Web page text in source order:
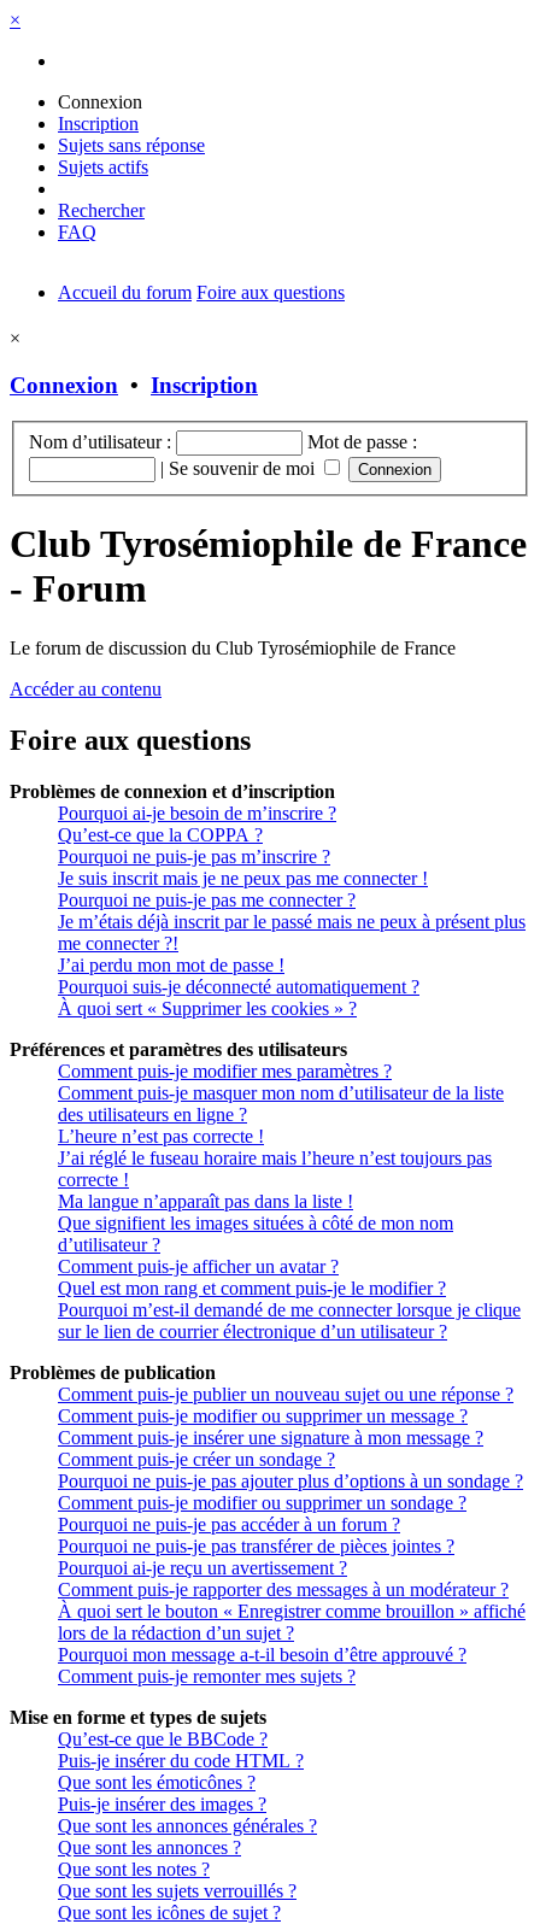
×
Connexion
Inscription
Sujets sans réponse
Sujets actifs
Rechercher
FAQ
Accueil du forum Foire aux questions
×
Connexion • Inscription
Nom d’utilisateur :
Mot de passe :
| Se souvenir de moi
Club Tyrosémiophile de France
- Forum
Le forum de discussion du Club Tyrosémiophile de France
Accéder au contenu
Foire aux questions
Problèmes de connexion et d’inscription
Pourquoi ai-je besoin de m’inscrire ?
Qu’est-ce que la COPPA ?
Pourquoi ne puis-je pas m’inscrire ?
Je suis inscrit mais je ne peux pas me connecter !
Pourquoi ne puis-je pas me connecter ?
Je m’étais déjà inscrit par le passé mais ne peux à présent plus
me connecter ?!
J’ai perdu mon mot de passe !
Pourquoi suis-je déconnecté automatiquement ?
À quoi sert « Supprimer les cookies » ?
Préférences et paramètres des utilisateurs
Comment puis-je modifier mes paramètres ?
Comment puis-je masquer mon nom d’utilisateur de la liste
des utilisateurs en ligne ?
L’heure n’est pas correcte !
J’ai réglé le fuseau horaire mais l’heure n’est toujours pas
correcte !
Ma langue n’apparaît pas dans la liste !
Que signifient les images situées à côté de mon nom
d’utilisateur ?
Comment puis-je afficher un avatar ?
Quel est mon rang et comment puis-je le modifier ?
Pourquoi m’est-il demandé de me connecter lorsque je clique
sur le lien de courrier électronique d’un utilisateur ?
Problèmes de publication
Comment puis-je publier un nouveau sujet ou une réponse ?
Comment puis-je modifier ou supprimer un message ?
Comment puis-je insérer une signature à mon message ?
Comment puis-je créer un sondage ?
Pourquoi ne puis-je pas ajouter plus d’options à un sondage ?
Comment puis-je modifier ou supprimer un sondage ?
Pourquoi ne puis-je pas accéder à un forum ?
Pourquoi ne puis-je pas transférer de pièces jointes ?
Pourquoi ai-je reçu un avertissement ?
Comment puis-je rapporter des messages à un modérateur ?
À quoi sert le bouton « Enregistrer comme brouillon » affiché
lors de la rédaction d’un sujet ?
Pourquoi mon message a-t-il besoin d’être approuvé ?
Comment puis-je remonter mes sujets ?
Mise en forme et types de sujets
Qu’est-ce que le BBCode ?
Puis-je insérer du code HTML ?
Que sont les émoticônes ?
Puis-je insérer des images ?
Que sont les annonces générales ?
Que sont les annonces ?
Que sont les notes ?
Que sont les sujets verrouillés ?
Que sont les icônes de sujet ?